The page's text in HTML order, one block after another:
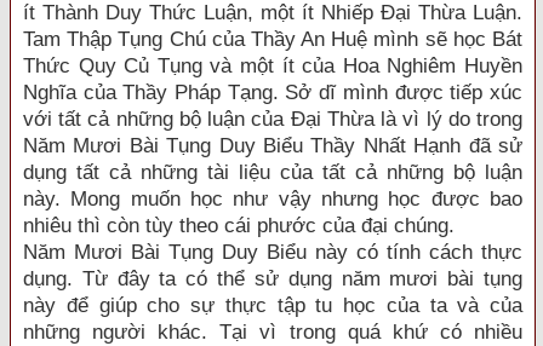
ít Thành Duy Thức Luận, một ít Nhiếp Đại Thừa Luận.
Tam Thập Tụng Chú của Thầy An Huệ mình sẽ học Bát
Thức Quy Củ Tụng và một ít của Hoa Nghiêm Huyền
Nghĩa của Thầy Pháp Tạng. Sở dĩ mình được tiếp xúc
với tất cả những bộ luận của Đại Thừa là vì lý do trong
Năm Mươi Bài Tụng Duy Biểu Thầy Nhất Hạnh đã sử
dụng tất cả những tài liệu của tất cả những bộ luận
này. Mong muốn học như vậy nhưng học được bao
nhiêu thì còn tùy theo cái phước của đại chúng.
Năm Mươi Bài Tụng Duy Biểu này có tính cách thực
dụng. Từ đây ta có thể sử dụng năm mươi bài tụng
này để giúp cho sự thực tập tu học của ta và của
những người khác. Tại vì trong quá khứ có nhiều